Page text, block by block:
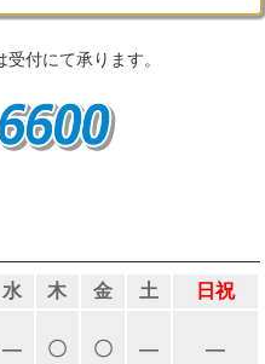
付にて承ります。
水 木 金 土
日祝
― 〇 〇 ― ―